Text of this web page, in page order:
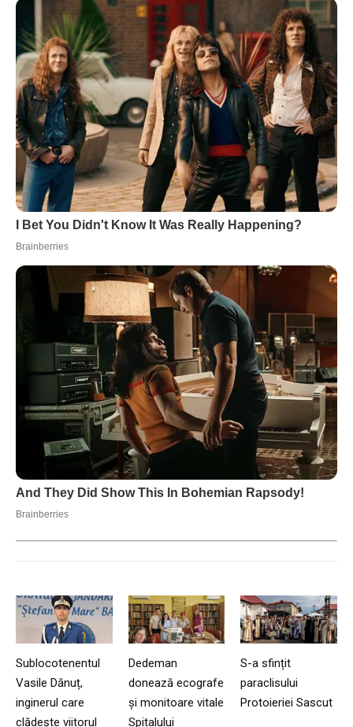
Sublocotenentul
Vasile Dănuț,
inginerul care
clădește viitorul
Dedeman
donează ecografe
și monitoare vitale
Spitalului
S-a sfințit
paraclisului
Protoieriei Sascut